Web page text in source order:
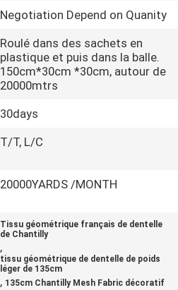
Negotiation Depend on Quanity
Roulé dans des sachets en
plastique et puis dans la balle.
150cm*30cm *30cm, autour de
20000mtrs
30days
T/T, L/C
20000YARDS /MONTH
Tissu géométrique français de dentelle
de Chantilly
,
tissu géométrique de dentelle de poids
léger de 135cm
, 135cm Chantilly Mesh Fabric décoratif